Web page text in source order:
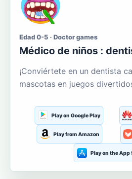
Edad 0-5 · Doctor games
Médico de niños :
¡Conviértete en un dentista
mascotas en juegos
Play on Google Play
Play from Amazon
Play on the App